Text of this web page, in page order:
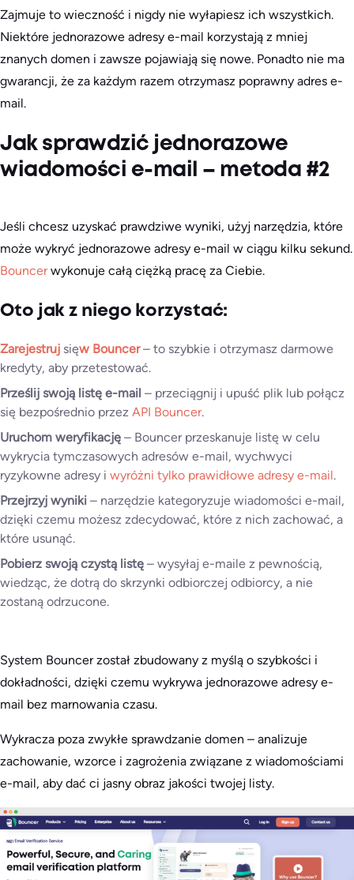
Zajmuje to wieczność i nigdy nie wyłapiesz ich wszystkich.
Niektóre jednorazowe adresy e-mail korzystają z mniej
znanych domen i zawsze pojawiają się nowe. Ponadto nie ma
gwarancji, że za każdym razem otrzymasz poprawny adres e-
mail.
Jak sprawdzić jednorazowe
wiadomości e-mail – metoda #2
Jeśli chcesz uzyskać prawdziwe wyniki, użyj narzędzia, które
może wykryć jednorazowe adresy e-mail w ciągu kilku sekund.
Bouncerwykonuje całą ciężką pracę za Ciebie.
Oto jak z niego korzystać:
Zarejestruj sięw Bouncer– to szybkie i otrzymasz darmowe
kredyty, aby przetestować.
Prześlij swoją listę e-mail – przeciągnij i upuść plik lub połącz
się bezpośrednio przez API Bouncer.
Uruchom weryfikację – Bouncer przeskanuje listę w celu
wykrycia tymczasowych adresów e-mail, wychwyci
ryzykowne adresy i wyróżni tylko prawidłowe adresy e-mail.
Przejrzyj wyniki – narzędzie kategoryzuje wiadomości e-mail,
dzięki czemu możesz zdecydować, które z nich zachować, a
które usunąć.
Pobierz swoją czystą listę – wysyłaj e-maile z pewnością,
wiedząc, że dotrą do skrzynki odbiorczej odbiorcy, a nie
zostaną odrzucone.
System Bouncer został zbudowany z myślą o szybkości i
dokładności, dzięki czemu wykrywa jednorazowe adresy e-
mail bez marnowania czasu.
Wykracza poza zwykłe sprawdzanie domen – analizuje
zachowanie, wzorce i zagrożenia związane z wiadomościami
e-mail, aby dać ci jasny obraz jakości twojej listy.